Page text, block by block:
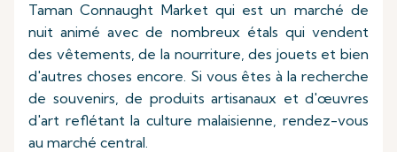
Taman Connaught Market qui est un marché de
nuit animé avec de nombreux étals qui vendent
des vêtements, de la nourriture, des jouets et bien
d'autres choses encore. Si vous êtes à la recherche
de souvenirs, de produits artisanaux et d'œuvres
d'art reflétant la culture malaisienne, rendez-vous
au marché central.